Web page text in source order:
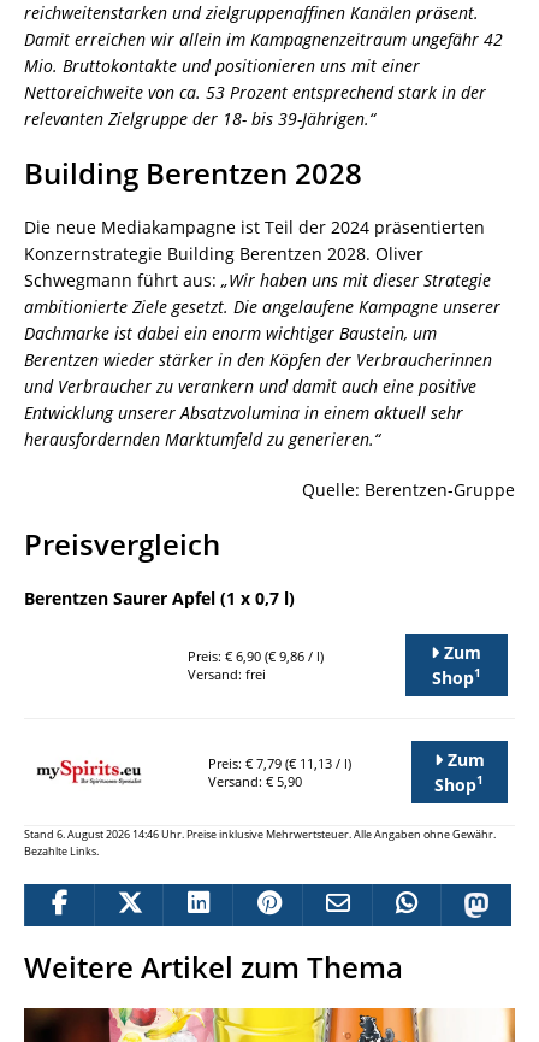
reichweitenstarken und zielgruppenaffinen Kanälen präsent.
Damit erreichen wir allein im Kampagnenzeitraum ungefähr 42
Mio. Bruttokontakte und positionieren uns mit einer
Nettoreichweite von ca. 53 Prozent entsprechend stark in der
relevanten Zielgruppe der 18- bis 39-Jährigen.“
Building Berentzen 2028
Die neue Mediakampagne ist Teil der 2024 präsentierten
Konzernstrategie Building Berentzen 2028. Oliver
Schwegmann führt aus: „Wir haben uns mit dieser Strategie
ambitionierte Ziele gesetzt. Die angelaufene Kampagne unserer
Dachmarke ist dabei ein enorm wichtiger Baustein, um
Berentzen wieder stärker in den Köpfen der Verbraucherinnen
und Verbraucher zu verankern und damit auch eine positive
Entwicklung unserer Absatzvolumina in einem aktuell sehr
herausfordernden Marktumfeld zu generieren.“
Quelle: Berentzen-Gruppe
Preisvergleich
Berentzen Saurer Apfel (1 x 0,7 l)
Preis: € 6,90 (€ 9,86 / l)
Versand: frei
Zum
Shop1
Preis: € 7,79 (€ 11,13 / l)
Versand: € 5,90
Zum
Shop1
Stand 6. August 2026 14:46 Uhr. Preise inklusive Mehrwertsteuer. Alle Angaben ohne Gewähr.
Bezahlte Links.
Weitere Artikel zum Thema